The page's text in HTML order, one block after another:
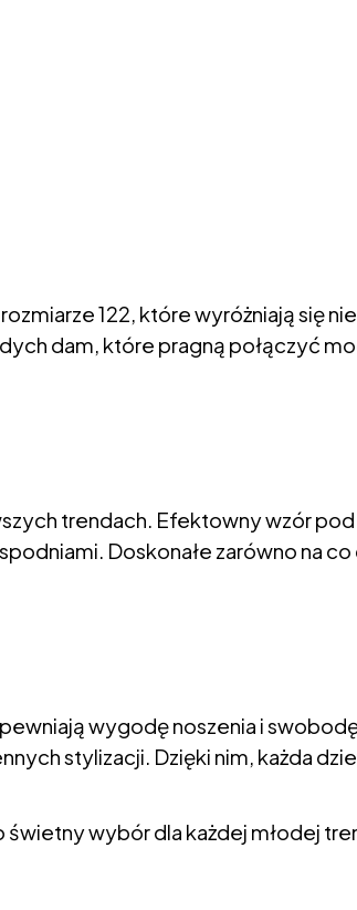
122, które wyróżniają się
dam, które pragną połączyć
trendach. Efektowny wzór
Doskonałe zarówno na
wygodę noszenia i
stylizacji. Dzięki nim, każda
świetny wybór dla każdej młodej